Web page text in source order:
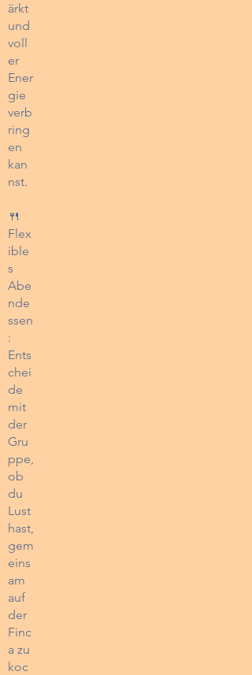
ärkt
und
voll
er
Ener
gie
verb
ring
en
kan
nst.
🍴
Flex
ible
s
Abe
nde
ssen
:
Ents
chei
de
mit
der
Gru
ppe,
ob
du
Lust
hast,
gem
eins
am
auf
der
Finc
a zu
koc